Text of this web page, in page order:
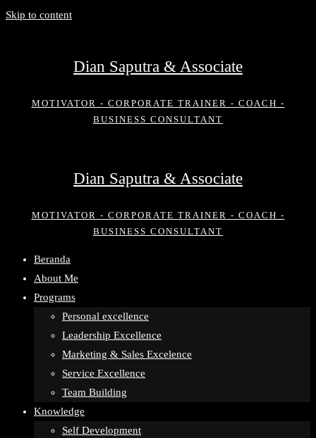
Skip to content
Dian Saputra & Associate
MOTIVATOR - CORPORATE TRAINER - COACH -
BUSINESS CONSULTANT
Dian Saputra & Associate
MOTIVATOR - CORPORATE TRAINER - COACH -
BUSINESS CONSULTANT
Beranda
About Me
Programs
Personal excellence
Leadership Excellence
Marketing & Sales Excelence
Service Excellence
Team Building
Knowledge
Self Development